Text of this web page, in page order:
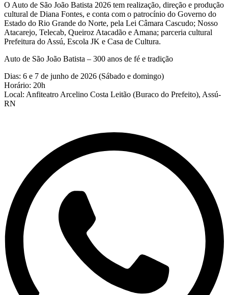
O Auto de São João Batista 2026 tem realização, direção e produção
cultural de Diana Fontes, e conta com o patrocínio do Governo do
Estado do Rio Grande do Norte, pela Lei Câmara Cascudo; Nosso
Atacarejo, Telecab, Queiroz Atacadão e Amana; parceria cultural
Prefeitura do Assú, Escola JK e Casa de Cultura.
Auto de São João Batista – 300 anos de fé e tradição
Dias: 6 e 7 de junho de 2026 (Sábado e domingo)
Horário: 20h
Local: Anfiteatro Arcelino Costa Leitão (Buraco do Prefeito), Assú-
RN